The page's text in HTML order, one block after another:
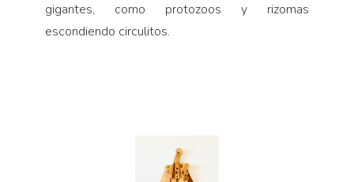
gigantes, como protozoos y rizomas
escondiendo circulitos.